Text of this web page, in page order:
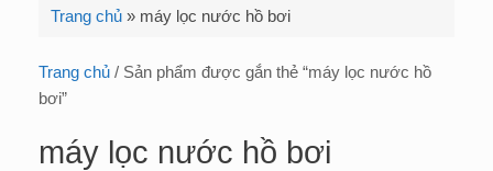
Trang chủ » máy lọc nước hồ bơi
Trang chủ / Sản phẩm được gắn thẻ “máy lọc nước hồ
bơi”
máy lọc nước hồ bơi